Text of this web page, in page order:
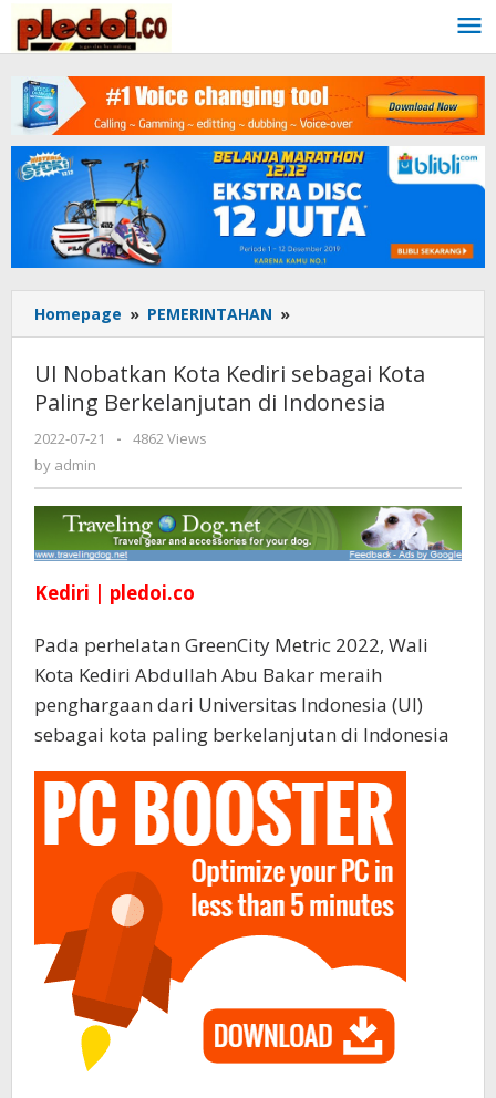
content
Homepage » PEMERINTAHAN »
Nobatkan
Kota
Kediri
sebagai
Indonesia
UI Nobatkan Kota Kediri sebagai Kota
Paling Berkelanjutan di Indonesia
2022-07-21
by
-
4862 Views
by admin
Kediri | pledoi.co
Pada perhelatan GreenCity Metric 2022, Wali
Kota Kediri Abdullah Abu Bakar meraih
penghargaan dari Universitas Indonesia (UI)
sebagai kota paling berkelanjutan di Indonesia